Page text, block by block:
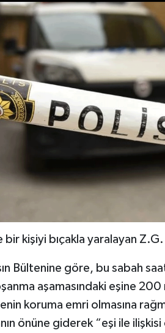
bir kişiyi bıçakla yaralayan
Bültenine göre, bu sabah
aşamasındaki eşine
koruma emri olmasına
önüne giderek “eşi ile